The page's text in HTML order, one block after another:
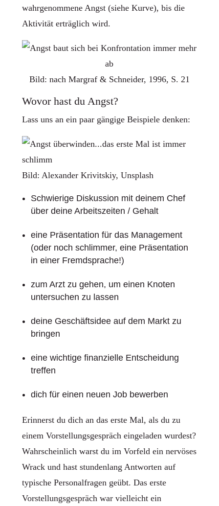
wahrgenommene Angst (siehe Kurve), bis die
Aktivität erträglich wird.
Bild: nach Margraf & Schneider, 1996, S. 21
Wovor hast du Angst?
Lass uns an ein paar gängige Beispiele denken:
Bild: Alexander Krivitskiy, Unsplash
Schwierige Diskussion mit deinem Chef
über deine Arbeitszeiten / Gehalt
eine Präsentation für das Management
(oder noch schlimmer, eine Präsentation
in einer Fremdsprache!)
zum Arzt zu gehen, um einen Knoten
untersuchen zu lassen
deine Geschäftsidee auf dem Markt zu
bringen
eine wichtige finanzielle Entscheidung
treffen
dich für einen neuen Job bewerben
Erinnerst du dich an das erste Mal, als du zu
einem Vorstellungsgespräch eingeladen wurdest?
Wahrscheinlich warst du im Vorfeld ein nervöses
Wrack und hast stundenlang Antworten auf
typische Personalfragen geübt. Das erste
Vorstellungsgespräch war vielleicht ein